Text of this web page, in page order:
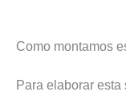
Como montamos
Para elaborar